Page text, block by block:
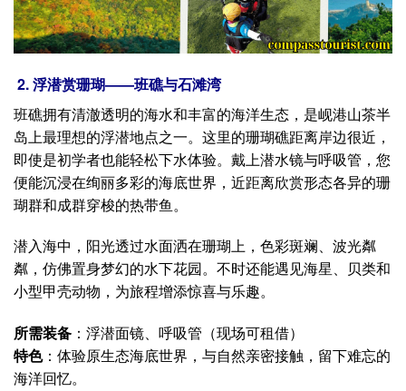
2. 浮潜赏珊瑚——班礁与石滩湾
班礁拥有清澈透明的海水和丰富的海洋生态，是岘港山茶半
岛上最理想的浮潜地点之一。这里的珊瑚礁距离岸边很近，
即使是初学者也能轻松下水体验。戴上潜水镜与呼吸管，您
便能沉浸在绚丽多彩的海底世界，近距离欣赏形态各异的珊
瑚群和成群穿梭的热带鱼。
潜入海中，阳光透过水面洒在珊瑚上，色彩斑斓、波光粼
粼，仿佛置身梦幻的水下花园。不时还能遇见海星、贝类和
小型甲壳动物，为旅程增添惊喜与乐趣。
所需装备 ：浮潜面镜、呼吸管（现场可租借）
特色：体验原生态海底世界，与自然亲密接触，留下难忘的
海洋回忆。